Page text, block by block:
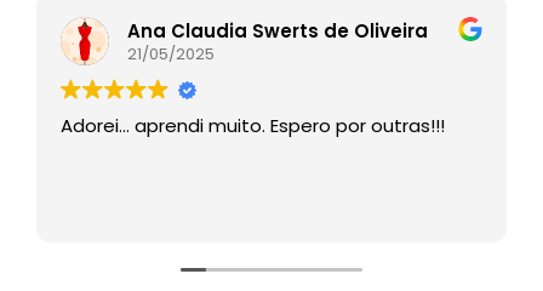
Ana Claudia Swerts de Oliveira
21/05/2025
Adorei… aprendi muito. Espero por outras!!!